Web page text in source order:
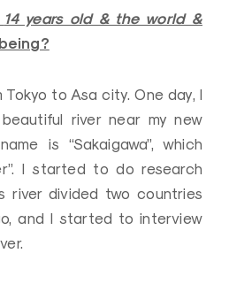
14 years old & the world &
Tokyo to Asa city. One day, I
river near my new
is “Sakaigawa”, which
I started to do research
river divided two countries
and I started to interview